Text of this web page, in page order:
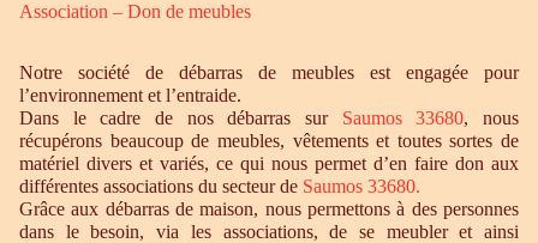
Association – Don de meubles
Notre société de débarras de meubles est engagée pour
l’environnement et l’entraide.
Dans le cadre de nos débarras sur Saumos 33680, nous
récupérons beaucoup de meubles, vêtements et toutes sortes de
matériel divers et variés, ce qui nous permet d’en faire don aux
différentes associations du secteur de Saumos 33680.
Grâce aux débarras de maison, nous permettons à des personnes
dans le besoin, via les associations, de se meubler et ainsi